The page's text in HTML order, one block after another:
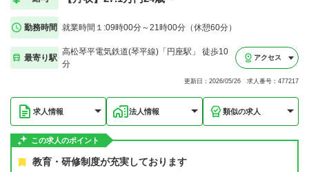
勤務時間 就業時間１:09時00分～21時00分（休憩60分）
最寄り駅
高松琴平電気鉄道(琴平線)「円座駅」 徒歩10
分
アクセス
更新日：2026/05/26 求人番号：477217
求人情報 法人情報 類似の求人
この求人のポイント
教育・研修制度が充実しております